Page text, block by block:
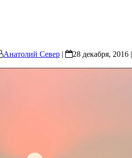
Анатолий Север | 28 декабря, 2016 |